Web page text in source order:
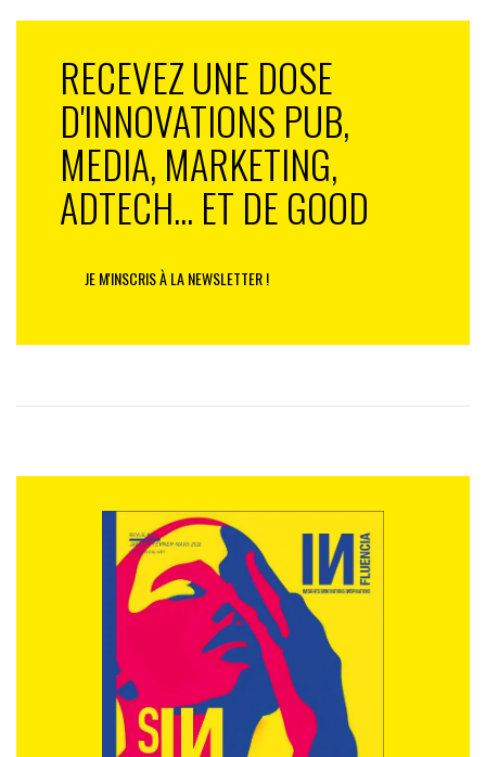
RECEVEZ UNE DOSE
D'INNOVATIONS PUB,
MEDIA, MARKETING,
ADTECH... ET DE GOOD
JE M'INSCRIS À LA NEWSLETTER !